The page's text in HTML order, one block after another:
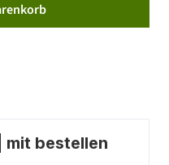
mit bestellen